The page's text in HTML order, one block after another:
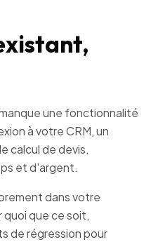
une fonctionnalité
à votre CRM, un
calcul de devis.
et d'argent.
dans votre
que ce soit,
de régression pour